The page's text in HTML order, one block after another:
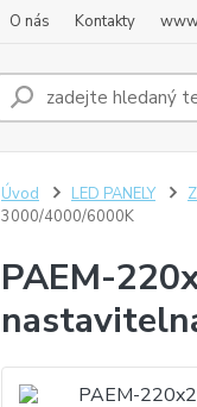
O nás Kontakty
Úvod LED PANELY
3000/4000/6000K
PAEM-